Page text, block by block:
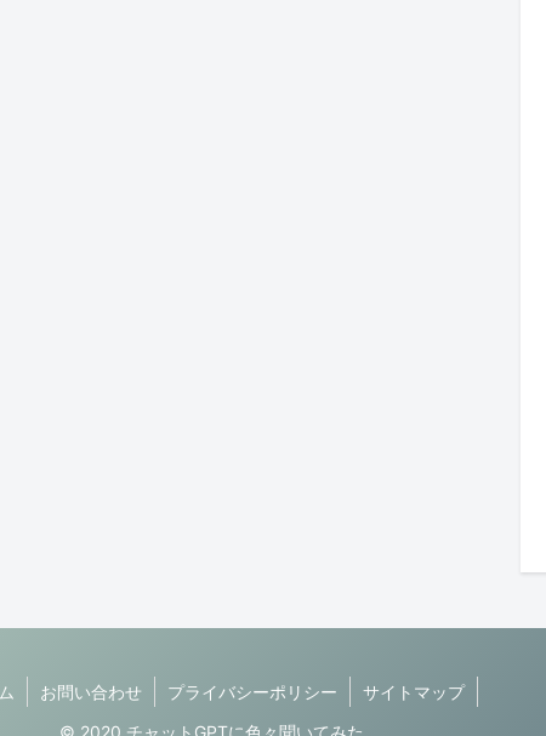
お問い合わせ プライバシーポリシー
サイトマップ